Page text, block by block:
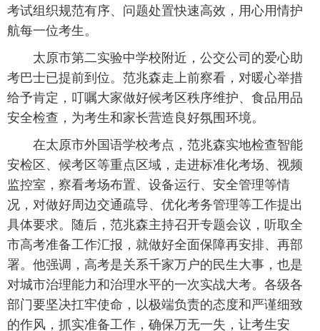
考试组织规范有序、问题处置快速高效，用心用情护
航每一位考生。
太原市第二实验中学校附近，公交公司的爱心助
考巴士已提前到位。范兆森走上前察看，对暖心举措
给予肯定，叮嘱大家做好候考区秩序维护、食品用品
安全检查，为考生和家长营造良好氛围环境。
在太原市外国语学校考点，范兆森实地检查智能
安检区、候考区等重点区域，走进标准化考场、视频
监控室，察看考场布置、设备运行、安全管理等情
况，对做好周边交通疏导、优化考务管理等工作提出
具体要求。随后，范兆森主持召开专题会议，听取全
市高考准备工作汇报，就做好全面保障再安排、再部
署。他强调，高考是关系千家万户的民生大事，也是
对城市治理能力和治理水平的一次实战大考。各级各
部门要坚决扛牢使命，以极端负责的态度和严谨细致
的作风，抓实准备工作，确保万无一失，让考生安